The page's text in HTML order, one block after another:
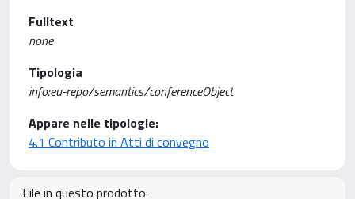
Fulltext
none
Tipologia
info:eu-repo/semantics/conferenceObject
Appare nelle tipologie:
4.1 Contributo in Atti di convegno
File in questo prodotto: